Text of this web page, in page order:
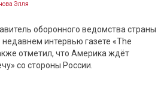
Элля
оборонного ведомства страны
интервью газете «The
отметил, что Америка ждёт
со стороны России.